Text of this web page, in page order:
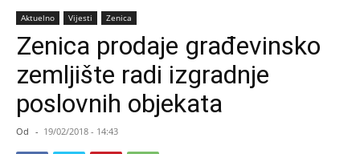
Aktuelno Vijesti Zenica
Zenica prodaje građevinsko
zemljište radi izgradnje
poslovnih objekata
Od - 19/02/2018 - 14:43